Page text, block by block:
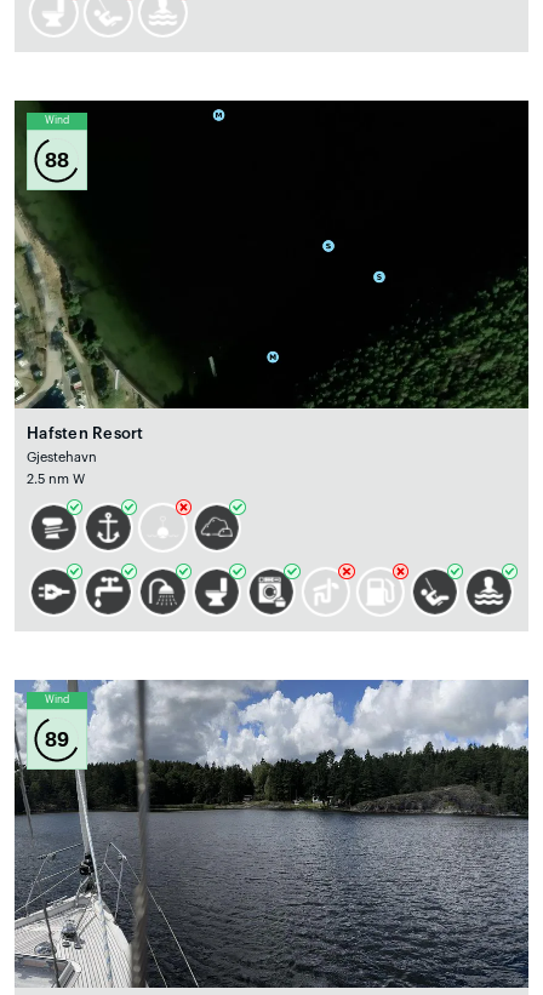
Wind
88
Hafsten Resort
Gjestehavn
2.5 nm W
Wind
89